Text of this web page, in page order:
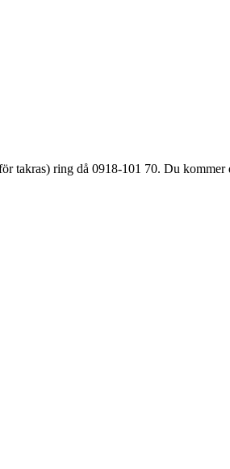
takras) ring då 0918-101 70. Du kommer